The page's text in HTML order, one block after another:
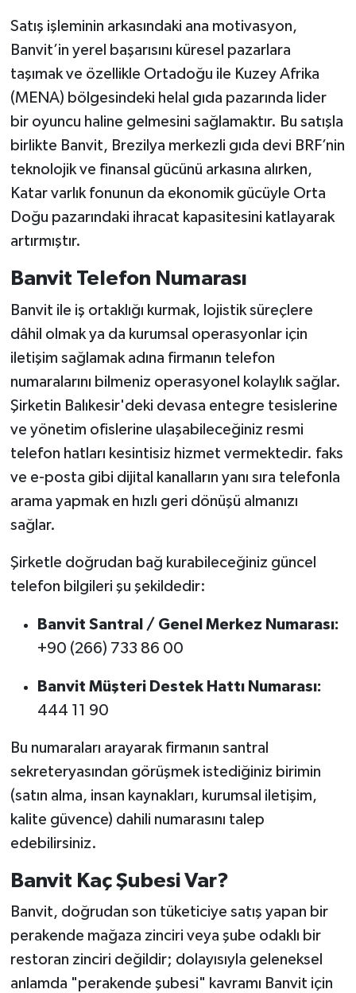
Satış işleminin arkasındaki ana motivasyon,
Banvit’in yerel başarısını küresel pazarlara
taşımak ve özellikle Ortadoğu ile Kuzey Afrika
(MENA) bölgesindeki helal gıda pazarında lider
bir oyuncu haline gelmesini sağlamaktır. Bu satışla
birlikte Banvit, Brezilya merkezli gıda devi BRF’nin
teknolojik ve finansal gücünü arkasına alırken,
Katar varlık fonunun da ekonomik gücüyle Orta
Doğu pazarındaki ihracat kapasitesini katlayarak
artırmıştır.
Banvit Telefon Numarası
Banvit ile iş ortaklığı kurmak, lojistik süreçlere
dâhil olmak ya da kurumsal operasyonlar için
iletişim sağlamak adına firmanın telefon
numaralarını bilmeniz operasyonel kolaylık sağlar.
Şirketin Balıkesir'deki devasa entegre tesislerine
ve yönetim ofislerine ulaşabileceğiniz resmi
telefon hatları kesintisiz hizmet vermektedir. faks
ve e-posta gibi dijital kanalların yanı sıra telefonla
arama yapmak en hızlı geri dönüşü almanızı
sağlar.
Şirketle doğrudan bağ kurabileceğiniz güncel
telefon bilgileri şu şekildedir:
Banvit Santral / Genel Merkez Numarası:
+90 (266) 733 86 00
Banvit Müşteri Destek Hattı Numarası:
444 11 90
Bu numaraları arayarak firmanın santral
sekreteryasından görüşmek istediğiniz birimin
(satın alma, insan kaynakları, kurumsal iletişim,
kalite güvence) dahili numarasını talep
edebilirsiniz.
Banvit Kaç Şubesi Var?
Banvit, doğrudan son tüketiciye satış yapan bir
perakende mağaza zinciri veya şube odaklı bir
restoran zinciri değildir; dolayısıyla geleneksel
anlamda "perakende şubesi" kavramı Banvit için